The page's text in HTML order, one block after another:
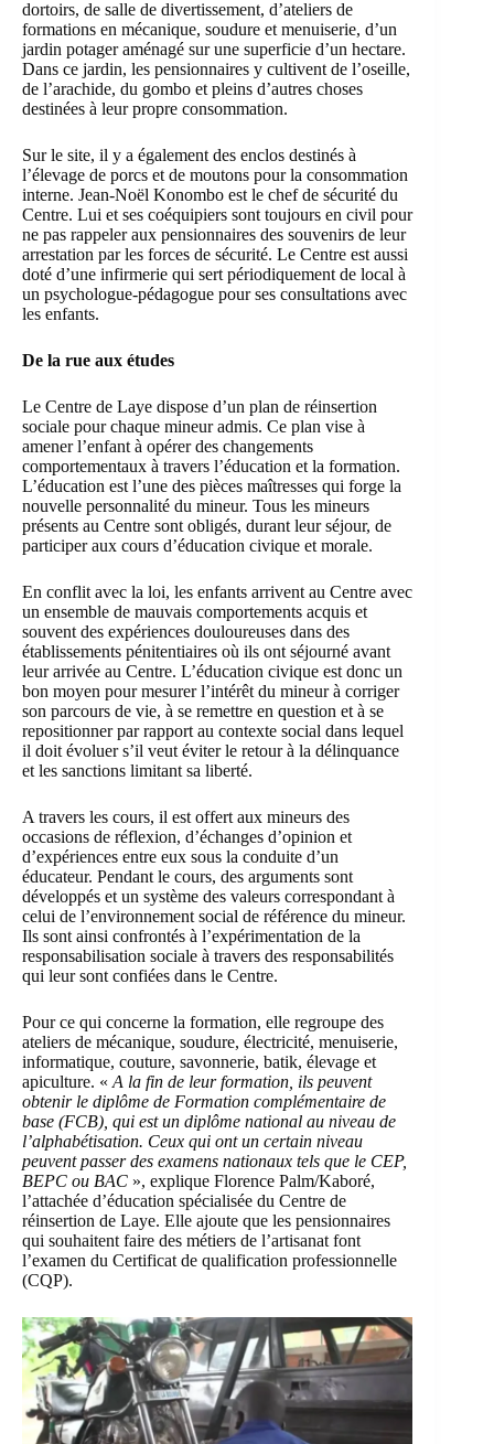
dortoirs, de salle de divertissement, d’ateliers de
formations en mécanique, soudure et menuiserie, d’un
jardin potager aménagé sur une superficie d’un hectare.
Dans ce jardin, les pensionnaires y cultivent de l’oseille,
de l’arachide, du gombo et pleins d’autres choses
destinées à leur propre consommation.
Sur le site, il y a également des enclos destinés à
l’élevage de porcs et de moutons pour la consommation
interne. Jean-Noël Konombo est le chef de sécurité du
Centre. Lui et ses coéquipiers sont toujours en civil pour
ne pas rappeler aux pensionnaires des souvenirs de leur
arrestation par les forces de sécurité. Le Centre est aussi
doté d’une infirmerie qui sert périodiquement de local à
un psychologue-pédagogue pour ses consultations avec
les enfants.
De la rue aux études
Le Centre de Laye dispose d’un plan de réinsertion
sociale pour chaque mineur admis. Ce plan vise à
amener l’enfant à opérer des changements
comportementaux à travers l’éducation et la formation.
L’éducation est l’une des pièces maîtresses qui forge la
nouvelle personnalité du mineur. Tous les mineurs
présents au Centre sont obligés, durant leur séjour, de
participer aux cours d’éducation civique et morale.
En conflit avec la loi, les enfants arrivent au Centre avec
un ensemble de mauvais comportements acquis et
souvent des expériences douloureuses dans des
établissements pénitentiaires où ils ont séjourné avant
leur arrivée au Centre. L’éducation civique est donc un
bon moyen pour mesurer l’intérêt du mineur à corriger
son parcours de vie, à se remettre en question et à se
repositionner par rapport au contexte social dans lequel
il doit évoluer s’il veut éviter le retour à la délinquance
et les sanctions limitant sa liberté.
A travers les cours, il est offert aux mineurs des
occasions de réflexion, d’échanges d’opinion et
d’expériences entre eux sous la conduite d’un
éducateur. Pendant le cours, des arguments sont
développés et un système des valeurs correspondant à
celui de l’environnement social de référence du mineur.
Ils sont ainsi confrontés à l’expérimentation de la
responsabilisation sociale à travers des responsabilités
qui leur sont confiées dans le Centre.
Pour ce qui concerne la formation, elle regroupe des
ateliers de mécanique, soudure, électricité, menuiserie,
informatique, couture, savonnerie, batik, élevage et
apiculture. «A la fin de leur formation, ils peuvent
obtenir le diplôme de Formation complémentaire de
base (FCB), qui est un diplôme national au niveau de
l’alphabétisation. Ceux qui ont un certain niveau
peuvent passer des examens nationaux tels que le CEP,
BEPC ou BAC », explique Florence Palm/Kaboré,
l’attachée d’éducation spécialisée du Centre de
réinsertion de Laye. Elle ajoute que les pensionnaires
qui souhaitent faire des métiers de l’artisanat font
l’examen du Certificat de qualification professionnelle
(CQP).